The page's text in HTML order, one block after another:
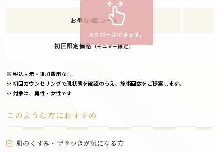
お得な4回コース
初回限定価格（モニター限定）
スクロールできます。
※ 税込表示・追加費用なし
※ 初回カウンセリングで肌状態を確認のうえ、施術回数をご提案します。
※ 対象は、男性・女性です
このような方におすすめ
肌のくすみ・ザラつきが気になる方